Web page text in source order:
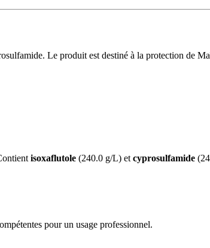
Le produit est destiné à la protection de
isoxaflutole (240.0 g/L) et cyprosulfamide
pour un usage professionnel.